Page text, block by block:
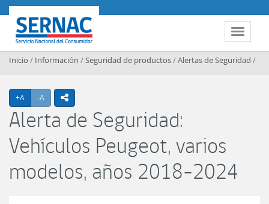
Contenido principal
Toggle
SERNAC
Inicio / Información /Seguridad de productos/Alertas de Seguridad /
+A Agrandar texto
-A Achicar textoicono compartir
Alerta de Seguridad:
Vehículos Peugeot, varios
modelos, años 2018-2024